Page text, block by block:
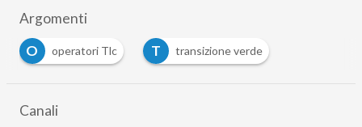
Argomenti
O
operatori Tlc T transizione verde
Canali